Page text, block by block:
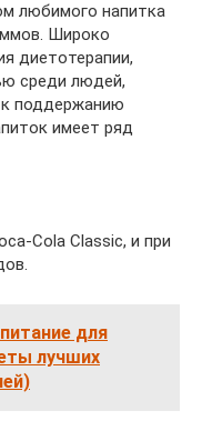
любимого напитка
Широко
диетотерапии,
среди людей,
поддержанию
имеет ряд
Cola Classic, и при
для
лучших